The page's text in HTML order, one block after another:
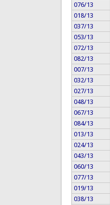
076/13
018/13
037/13
053/13
072/13
082/13
007/13
032/13
027/13
048/13
067/13
084/13
013/13
024/13
043/13
060/13
077/13
019/13
038/13